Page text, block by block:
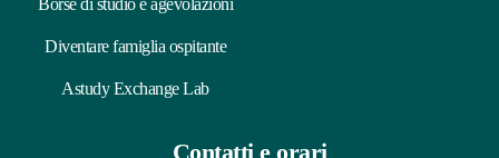
Borse di studio e agevolazioni
Diventare famiglia ospitante
Astudy Exchange Lab
Contatti e orari